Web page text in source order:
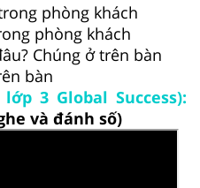
phòng khách
phòng khách
Chúng ở trên bàn
bàn
3 Global Success):
và đánh số)